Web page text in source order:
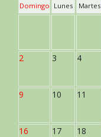
Domingo Lunes Martes
2 3 4
9 10 11
16 17 18